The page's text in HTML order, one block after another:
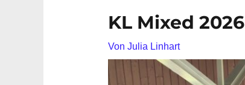
KL Mixed 2026
Von Julia Linhart